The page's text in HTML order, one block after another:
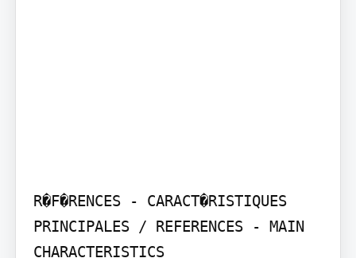
R�F�RENCES - CARACT�RISTIQUES
PRINCIPALES / REFERENCES - MAIN
CHARACTERISTICS